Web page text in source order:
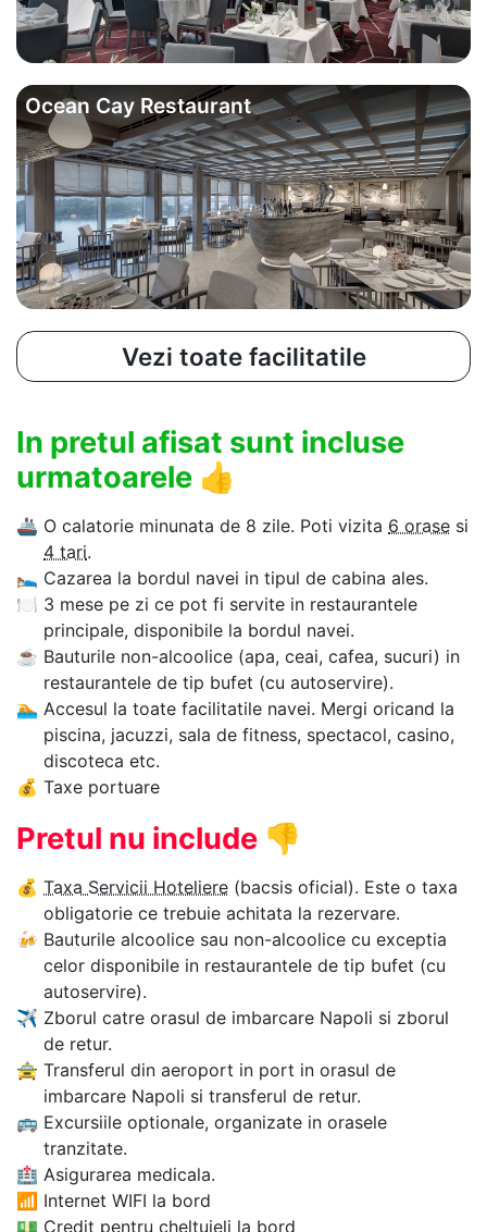
Ocean Cay Restaurant
Vezi toate facilitatile
In pretul afisat sunt incluse
urmatoarele 👍
🚢 O calatorie minunata de 8 zile. Poti vizita 6 orase si
4 tari.
🛌 Cazarea la bordul navei in tipul de cabina ales.
🍽 3 mese pe zi ce pot fi servite in restaurantele
principale, disponibile la bordul navei.
☕ Bauturile non-alcoolice (apa, ceai, cafea, sucuri) in
restaurantele de tip bufet (cu autoservire).
🏊‍ Accesul la toate facilitatile navei. Mergi oricand la
piscina, jacuzzi, sala de fitness, spectacol, casino,
discoteca etc.
💰 Taxe portuare
Pretul nu include 👎
💰 Taxa Servicii Hoteliere (bacsis oficial). Este o taxa
obligatorie ce trebuie achitata la rezervare.
🍻 Bauturile alcoolice sau non-alcoolice cu exceptia
celor disponibile in restaurantele de tip bufet (cu
autoservire).
✈ Zborul catre orasul de imbarcare Napoli si zborul
de retur.
🚖 Transferul din aeroport in port in orasul de
imbarcare Napoli si transferul de retur.
🚌 Excursiile optionale, organizate in orasele
tranzitate.
🏥 Asigurarea medicala.
📶 Internet WIFI la bord
💵 Credit pentru cheltuieli la bord